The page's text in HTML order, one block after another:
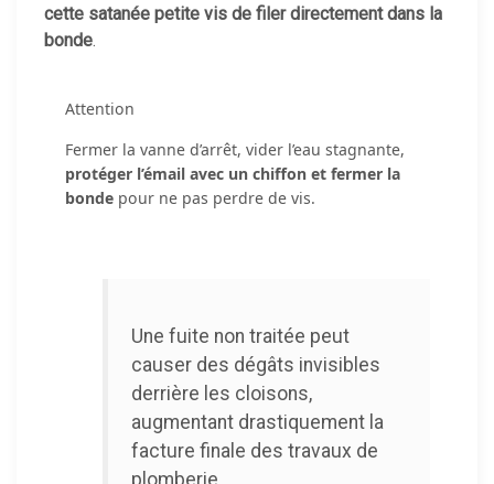
cette satanée petite vis de filer directement dans la
bonde.
Attention
Fermer la vanne d’arrêt, vider l’eau stagnante,
protéger l’émail avec un chiffon et fermer la
bondepour ne pas perdre de vis.
Une fuite non traitée peut
causer des dégâts invisibles
derrière les cloisons,
augmentant drastiquement la
facture finale des travaux de
plomberie.